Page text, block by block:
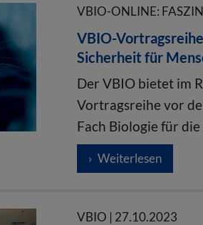
VBIO-ONLINE:
VBIO-
Sicherheit für
Der VBIO bietet im
Vortragsreihe vor
Fach Biologie für die
Weiterlesen
VBIO | 27.10.2023